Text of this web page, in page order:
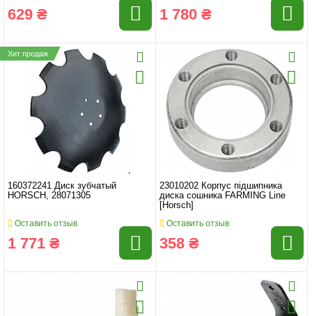
629 ₴ 1 780 ₴
Хит продаж
160372241 Диск зубчатый
HORSCH, 28071305
Оставить отзыв
1 771 ₴
23010202 Корпус підшипника
диска сошника FARMING Line
[Horsch]
Оставить отзыв
358 ₴